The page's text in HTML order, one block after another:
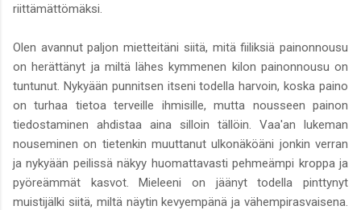
riittämättömäksi.
Olen avannut paljon mietteitäni siitä, mitä fiiliksiä painonnousu
on herättänyt ja miltä lähes kymmenen kilon painonnousu on
tuntunut. Nykyään punnitsen itseni todella harvoin, koska paino
on turhaa tietoa terveille ihmisille, mutta nousseen painon
tiedostaminen ahdistaa aina silloin tällöin. Vaa'an lukeman
nouseminen on tietenkin muuttanut ulkonäköäni jonkin verran
ja nykyään peilissä näkyy huomattavasti pehmeämpi kroppa ja
pyöreämmät kasvot. Mieleeni on jäänyt todella pinttynyt
muistijälki siitä, miltä näytin kevyempänä ja vähempirasvaisena.